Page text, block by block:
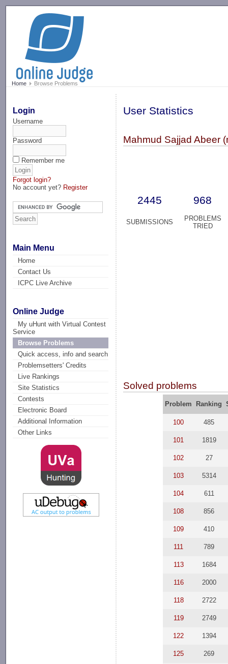
Home Browse Problems
Login
Username
Password
Remember me
Forgot login?
No account yet? Register
Main Menu
Home
Contact Us
ICPC Live Archive
Online Judge
My uHunt with Virtual Contest
Service
Browse Problems
Quick access, info and search
Problemsetters' Credits
Live Rankings
Site Statistics
Contests
Electronic Board
Additional Information
Other Links
User Statistics
Mahmud Sajjad Abeer
2445 968
SUBMISSIONS
PROBLEMS
TRIED
Solved problems
Problem Ranking
100 485
101 1819
102 27
103 5314
104 611
108 856
109 410
111 789
113 1684
116 2000
118 2722
119 2749
122 1394
125 269